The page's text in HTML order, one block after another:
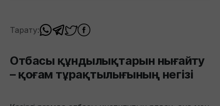
Тарату:
Отбасы құндылықтарын нығайту
– қоғам тұрақтылығының негізі